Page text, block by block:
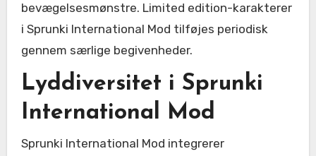
bevægelsesmønstre. Limited edition-karakterer
i Sprunki International Mod tilføjes periodisk
gennem særlige begivenheder.
Lyddiversitet i Sprunki
International Mod
Sprunki International Mod integrerer